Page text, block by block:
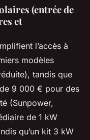
(entrée de
et
l’accès à
modèles
tandis que
9 000 € pour des
(Sunpower,
de 1 kW
qu’un kit 3 kW